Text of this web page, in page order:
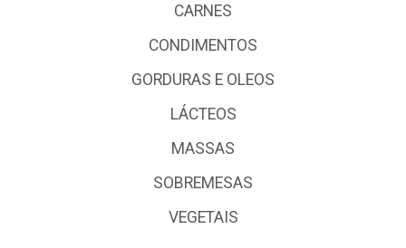
CARNES
CONDIMENTOS
GORDURAS E OLEOS
LÁCTEOS
MASSAS
SOBREMESAS
VEGETAIS